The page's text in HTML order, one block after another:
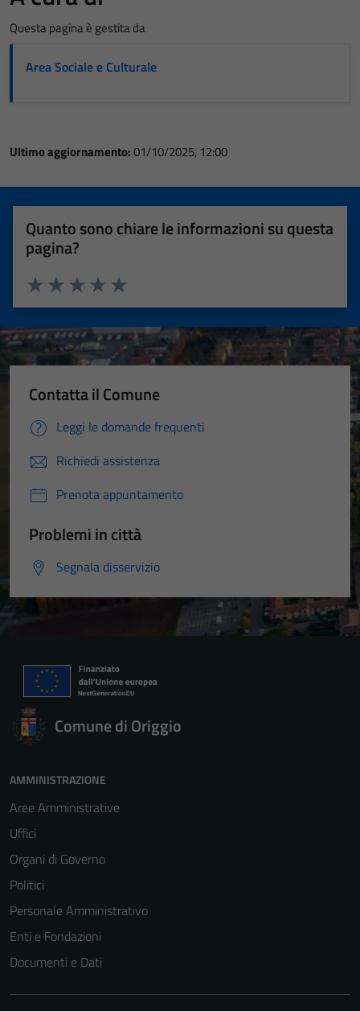
Questa pagina è gestita da
Area Sociale e Culturale
Ultimo aggiornamento:01/10/2025, 12:00
Quanto sono chiare le informazioni su questa
pagina?
Valuta 5 stelle su 5
Valuta 4 stelle su 5
Valuta 3 stelle su 5
Valuta 2 stelle su 5
Valuta 1 stelle su 5
Contatta il Comune
Leggi le domande frequenti
Richiedi assistenza
Prenota appuntamento
Problemi in città
Segnala disservizio
Comune di Origgio
AMMINISTRAZIONE
Aree Amministrative
Uffici
Organi di Governo
Politici
Personale Amministrativo
Enti e Fondazioni
Documenti e Dati